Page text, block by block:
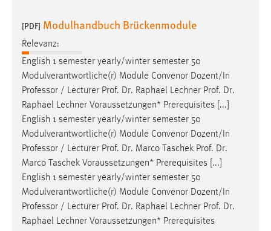
[PDF] Modulhandbuch Brückenmodule
Relevanz:
English 1 semester yearly/winter semester 50
Modulverantwortliche(r) Module Convenor Dozent/In
Professor / Lecturer Prof. Dr. Raphael Lechner Prof. Dr.
Raphael Lechner Voraussetzungen* Prerequisites [...]
English 1 semester yearly/winter semester 50
Modulverantwortliche(r) Module Convenor Dozent/In
Professor / Lecturer Prof. Dr. Marco Taschek Prof. Dr.
Marco Taschek Voraussetzungen* Prerequisites [...]
English 1 semester yearly/winter semester 50
Modulverantwortliche(r) Module Convenor Dozent/In
Professor / Lecturer Prof. Dr. Raphael Lechner Prof. Dr.
Raphael Lechner Voraussetzungen* Prerequisites